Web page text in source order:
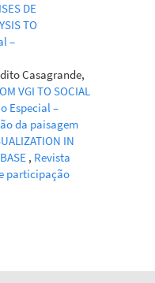
DE
TO
–
Casagrande,
VGI TO SOCIAL
Especial –
da paisagem
IN
, Revista
participação